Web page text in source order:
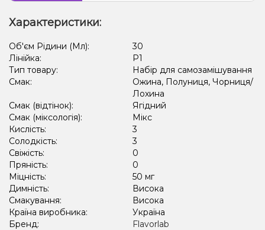
Характеристики:
Об'єм Рідини (Мл):
30
Лінійка:
P1
Тип товару:
Набір для самозамішування
Смак:
Ожина, Полуниця, Чорниця/
Лохина
Смак (відтінок):
Ягідний
Смак (міксологія):
Мікс
Кислість:
3
Солодкість:
3
Свіжість:
0
Пряність:
0
Міцність:
50 мг
Димність:
Висока
Смакування:
Висока
Країна виробника:
Україна
Бренд:
Flavorlab